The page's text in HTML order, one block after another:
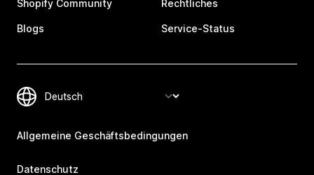
Shopify Community
Blogs
Rechtliches
Service-Status
Allgemeine Geschäftsbedingungen
Datenschutz